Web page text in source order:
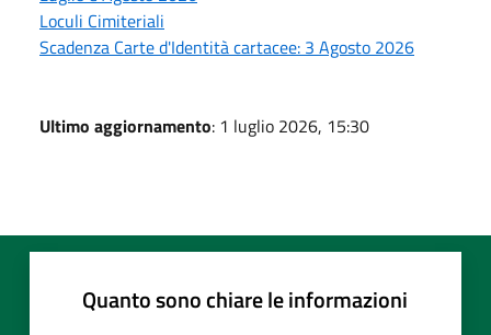
Loculi Cimiteriali
Scadenza Carte d'Identità cartacee: 3 Agosto 2026
Ultimo aggiornamento: 1 luglio 2026, 15:30
Quanto sono chiare le informazioni